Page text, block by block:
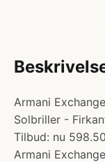
Armani
Solbriller -
Tilbud: nu
Armani